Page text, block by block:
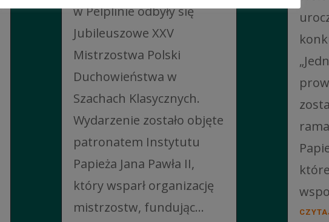
w Pelplinie odbyły się
Jubileuszowe XXV
Mistrzostwa Polski
Duchowieństwa w
Szachach Klasycznych.
Wydarzenie zostało objęte
patronatem Instytutu
Papieża Jana Pawła II,
który wsparł organizację
mistrzostw, fundując...